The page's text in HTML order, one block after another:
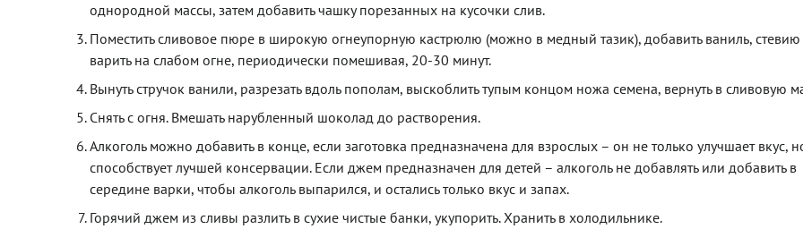
однородной массы, затем добавить чашку порезанных на кусочки слив.
Поместить сливовое пюре в широкую огнеупорную кастрюлю (можно в медный тазик), добавить ваниль,
варить на слабом огне, периодически помешивая, 20-30 минут.
Вынуть стручок ванили, разрезать вдоль пополам, выскоблить тупым концом ножа семена, вернуть в сливовую
Снять с огня. Вмешать нарубленный шоколад до растворения.
Алкоголь можно добавить в конце, если заготовка предназначена для взрослых – он не только улучшает вкус,
способствует лучшей консервации. Если джем предназначен для детей – алкоголь не добавлять или добавить в
середине варки, чтобы алкоголь выпарился, и остались только вкус и запах.
Горячий джем из сливы разлить в сухие чистые банки, укупорить. Хранить в холодильнике.